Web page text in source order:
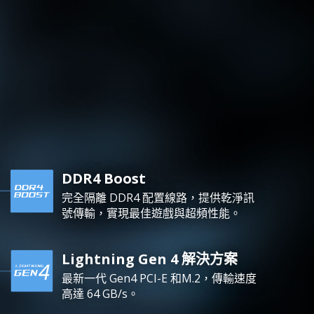
DDR4 Boost
完全隔離 DDR4 配置線路，提供乾淨訊
號傳輸，實現最佳遊戲與超頻性能。
Lightning Gen 4 解決方案
最新一代 Gen4 PCI-E 和M.2，傳輸速度
高達 64 GB/s。